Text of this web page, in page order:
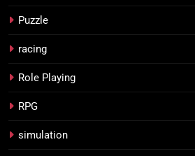
Puzzle
racing
Role Playing
RPG
simulation